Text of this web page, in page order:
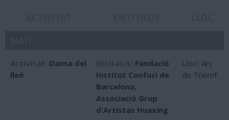
Dansa del
lleó
Fundació
Institut Confuci de
Barcelona,
Associació Grup
d'Artistas Huaxing
Arc
de Triomf